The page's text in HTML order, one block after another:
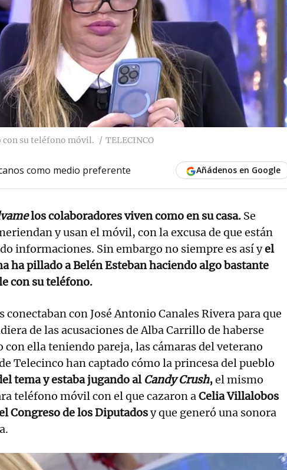
con su teléfono móvil. TELECINCO
como medio preferente Añádenos en Google
los colaboradores viven como en su casa. Se
y usan el móvil, con la excusa de que están
informaciones. Sin embargo no siempre es así yel
ha pillado a Belén Esteban haciendo algo bastante
con su teléfono.
conectaban con José Antonio Canales Rivera para que
de las acusaciones de Alba Carrillo de haberse
con ella teniendo pareja, las cámaras del veterano
Telecinco han captado cómo la princesa del pueblo
tema y estaba jugando alCandy Crush,el mismo
teléfono móvil con el que cazaron aCelia Villalobos
Congreso de los Diputadosy que generó una sonora